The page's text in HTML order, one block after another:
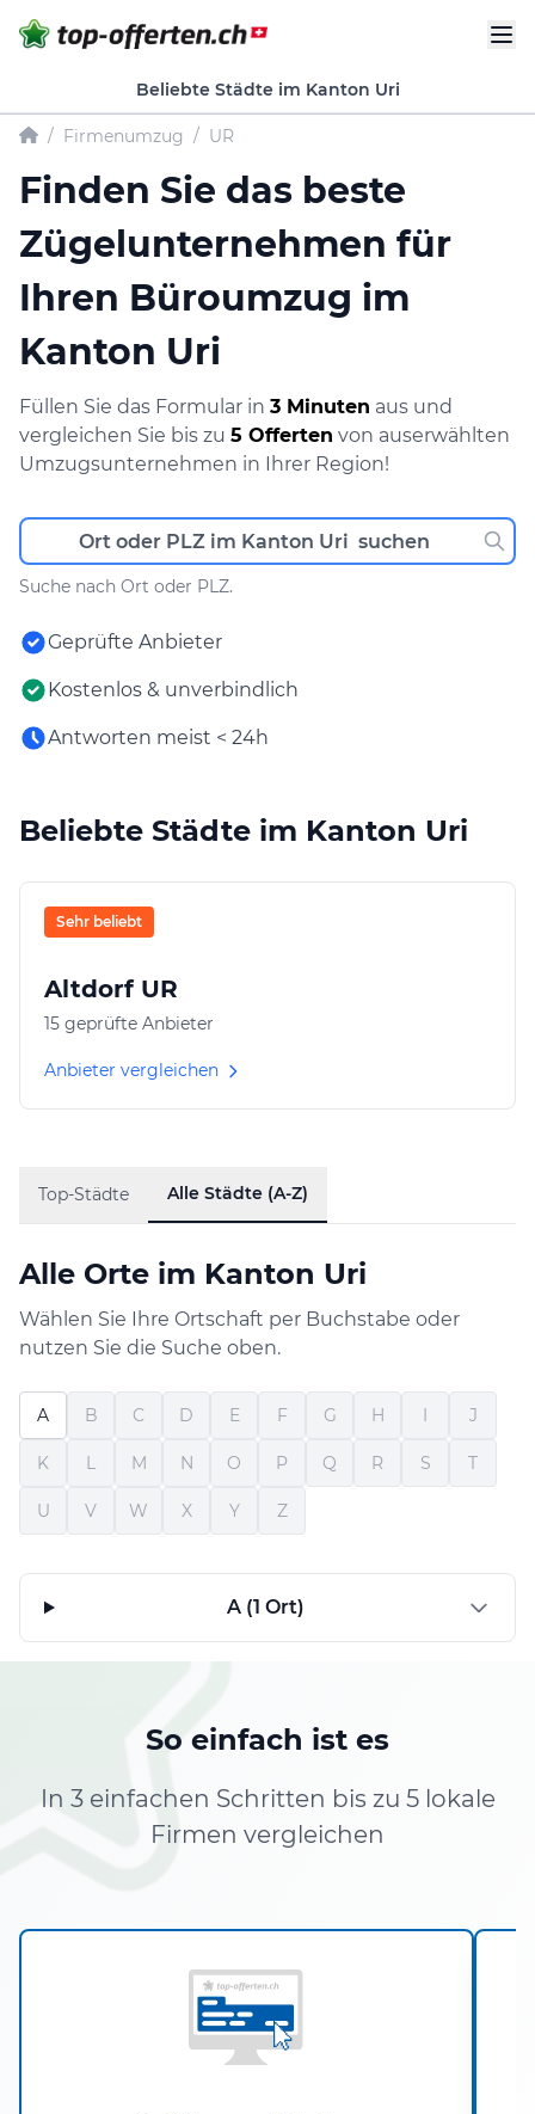
Beliebte Städte im Kanton Uri
/ Firmenumzug / UR
Finden Sie das beste
Zügelunternehmen für
Ihren Büroumzug im
Kanton Uri
Füllen Sie das Formular in 3 Minuten aus und
vergleichen Sie bis zu 5 Offerten von auserwählten
Umzugsunternehmen in Ihrer Region!
Suche nach Ort oder PLZ.
Geprüfte Anbieter
Kostenlos & unverbindlich
Antworten meist < 24h
Beliebte Städte im Kanton Uri
Sehr beliebt
Altdorf UR
15 geprüfte Anbieter
Anbieter vergleichen
Top-Städte Alle Städte (A-Z)
Alle Orte im Kanton Uri
Wählen Sie Ihre Ortschaft per Buchstabe oder
nutzen Sie die Suche oben.
A B C D E F G H I J
K L M N O P Q R S T
U V W X Y Z
A (1 Ort)
So einfach ist es
In 3 einfachen Schritten bis zu 5 lokale
Firmen vergleichen